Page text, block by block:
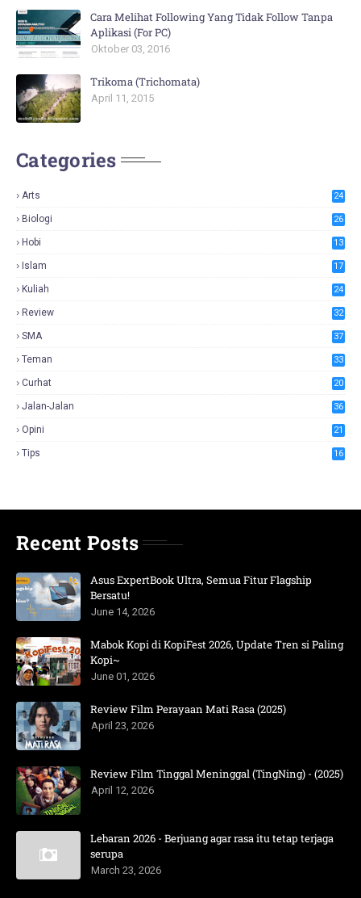
Cara Melihat Following Yang Tidak Follow Tanpa
Aplikasi (For PC)
Oktober 03, 2016
Trikoma (Trichomata)
April 11, 2015
Categories
Arts 24
Biologi 26
Hobi 13
Islam 17
Kuliah 24
Review 32
SMA 37
Teman 33
Curhat 20
Jalan-Jalan 36
Opini 21
Tips 16
Recent Posts
Asus ExpertBook Ultra, Semua Fitur Flagship
Bersatu!
June 14, 2026
Mabok Kopi di KopiFest 2026, Update Tren si Paling
Kopi~
June 01, 2026
Review Film Perayaan Mati Rasa (2025)
April 23, 2026
Review Film Tinggal Meninggal (TingNing) - (2025)
April 12, 2026
Lebaran 2026 - Berjuang agar rasa itu tetap terjaga
serupa
March 23, 2026